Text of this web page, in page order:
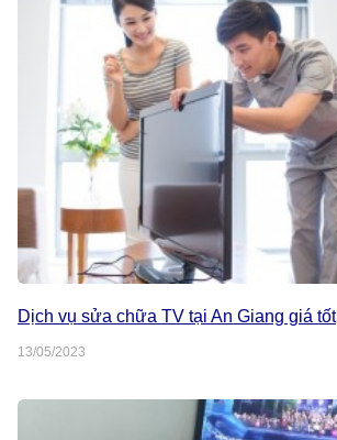
Dịch vụ sửa chữa TV tại An Giang giá tốt
13/05/2023